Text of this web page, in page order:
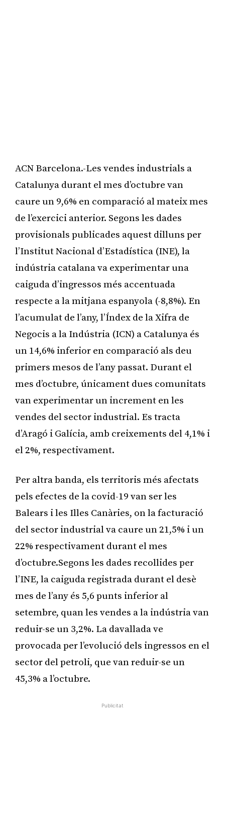
ACN Barcelona.-Les vendes industrials a
Catalunya durant el mes d’octubre van
caure un 9,6% en comparació al mateix mes
de l’exercici anterior. Segons les dades
provisionals publicades aquest dilluns per
l’Institut Nacional d’Estadística (INE), la
indústria catalana va experimentar una
caiguda d’ingressos més accentuada
respecte a la mitjana espanyola (-8,8%). En
l’acumulat de l’any, l’Índex de la Xifra de
Negocis a la Indústria (ICN) a Catalunya és
un 14,6% inferior en comparació als deu
primers mesos de l’any passat. Durant el
mes d’octubre, únicament dues comunitats
van experimentar un increment en les
vendes del sector industrial. Es tracta
d’Aragó i Galícia, amb creixements del 4,1% i
el 2%, respectivament.
Per altra banda, els territoris més afectats
pels efectes de la covid-19 van ser les
Balears i les Illes Canàries, on la facturació
del sector industrial va caure un 21,5% i un
22% respectivament durant el mes
d’octubre.Segons les dades recollides per
l’INE, la caiguda registrada durant el desè
mes de l’any és 5,6 punts inferior al
setembre, quan les vendes a la indústria van
reduir-se un 3,2%. La davallada ve
provocada per l’evolució dels ingressos en el
sector del petroli, que van reduir-se un
45,3% a l’octubre.
Publicitat